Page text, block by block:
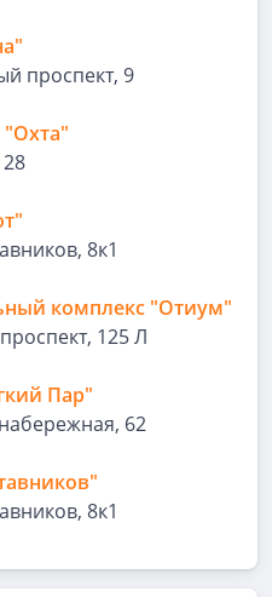
проспект, 9
8к1
комплекс "Отиум"
125 Л
Пар"
62
8к1